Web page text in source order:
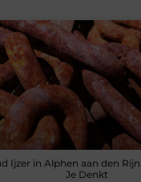
Ijzer in Alphen aan den
Je Denkt